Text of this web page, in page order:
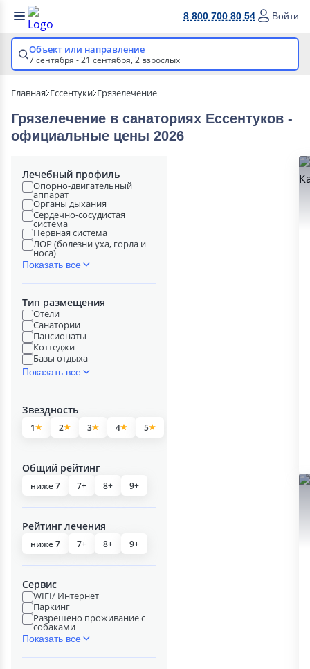
8 800 700 80 54 Войти
Объект или направление
7 сентября - 21 сентября, 2 взрослых
Главная Ессентуки Грязелечение
Грязелечение в cанаториях Ессентуков -
официальные цены 2026
Лечебный профиль
Опорно-двигательный
аппарат
Органы дыхания
Сердечно-сосудистая
система
Нервная система
ЛОР (болезни уха, горла и
носа)
Показать все
Тип размещения
Отели
Санатории
Пансионаты
Коттеджи
Базы отдыха
Показать все
Звездность
1 2 3 4 5
Общий рейтинг
ниже 7 7+ 8+ 9+
Рейтинг лечения
ниже 7 7+ 8+ 9+
Сервис
WIFI/ Интернет
Паркинг
Разрешено проживание с
собаками
Показать все